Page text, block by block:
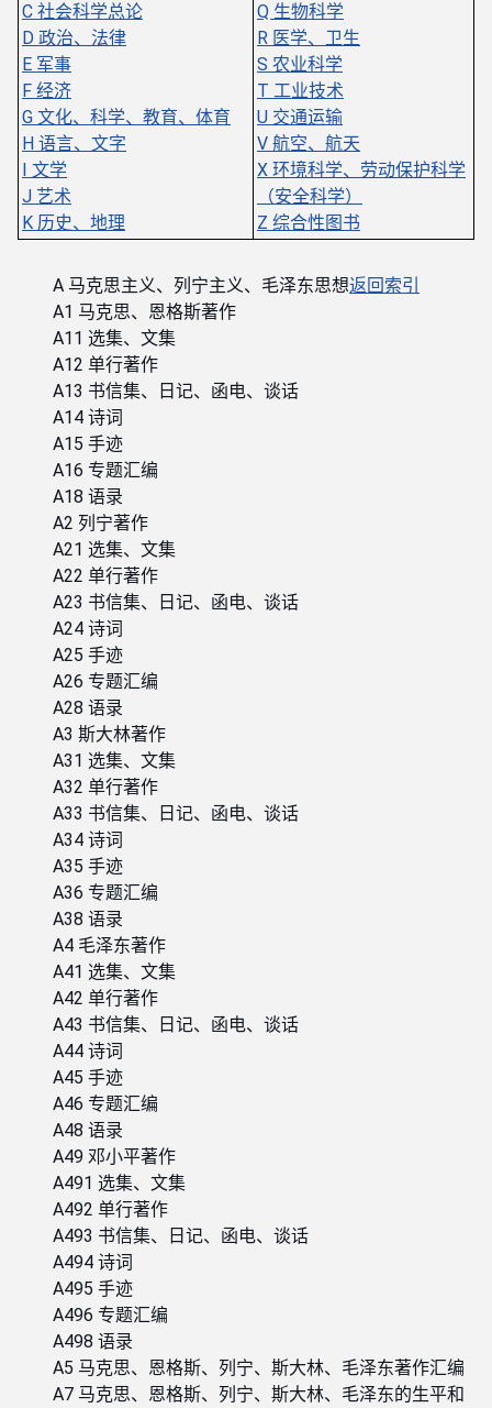
C 社会科学总论
D 政治、法律
E 军事
F 经济
G 文化、科学、教育、体育
H 语言、文字
I 文学
J 艺术
K 历史、地理
Q 生物科学
R 医学、卫生
S 农业科学
T 工业技术
U 交通运输
V 航空、航天
X 环境科学、劳动保护科学
（安全科学）
Z 综合性图书
A 马克思主义、列宁主义、毛泽东思想返回索引
A1 马克思、恩格斯著作
A11 选集、文集
A12 单行著作
A13 书信集、日记、函电、谈话
A14 诗词
A15 手迹
A16 专题汇编
A18 语录
A2 列宁著作
A21 选集、文集
A22 单行著作
A23 书信集、日记、函电、谈话
A24 诗词
A25 手迹
A26 专题汇编
A28 语录
A3 斯大林著作
A31 选集、文集
A32 单行著作
A33 书信集、日记、函电、谈话
A34 诗词
A35 手迹
A36 专题汇编
A38 语录
A4 毛泽东著作
A41 选集、文集
A42 单行著作
A43 书信集、日记、函电、谈话
A44 诗词
A45 手迹
A46 专题汇编
A48 语录
A49 邓小平著作
A491 选集、文集
A492 单行著作
A493 书信集、日记、函电、谈话
A494 诗词
A495 手迹
A496 专题汇编
A498 语录
A5 马克思、恩格斯、列宁、斯大林、毛泽东著作汇编
A7 马克思、恩格斯、列宁、斯大林、毛泽东的生平和